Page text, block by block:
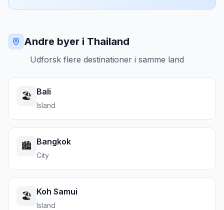
Andre byer i Thailand
Udforsk flere destinationer i samme land
🏖️ Bali
Island
🏙️ Bangkok
City
🏖️ Koh Samui
Island